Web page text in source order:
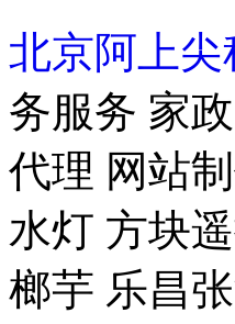
北京阿上尖
务服务 家
代理 网站
水灯 方块
榔芋 乐昌